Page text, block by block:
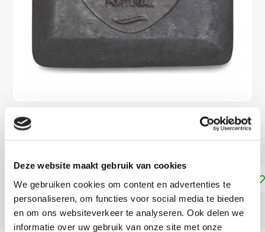
Deze website maakt gebruik van cookies
We gebruiken cookies om content en advertenties te
personaliseren, om functies voor social media te bieden
en om ons websiteverkeer te analyseren. Ook delen we
informatie over uw gebruik van onze site met onze
€8,99
Toevoegen aan winkelwagen
DELEN: